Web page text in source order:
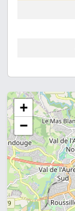
+
−